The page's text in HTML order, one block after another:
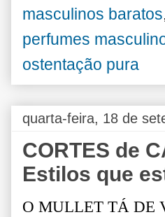
masculinos baratos
perfumes
ostentação pura
quarta-feira, 18 de
CORTES de
Estilos que
O MULLET TÁ DE